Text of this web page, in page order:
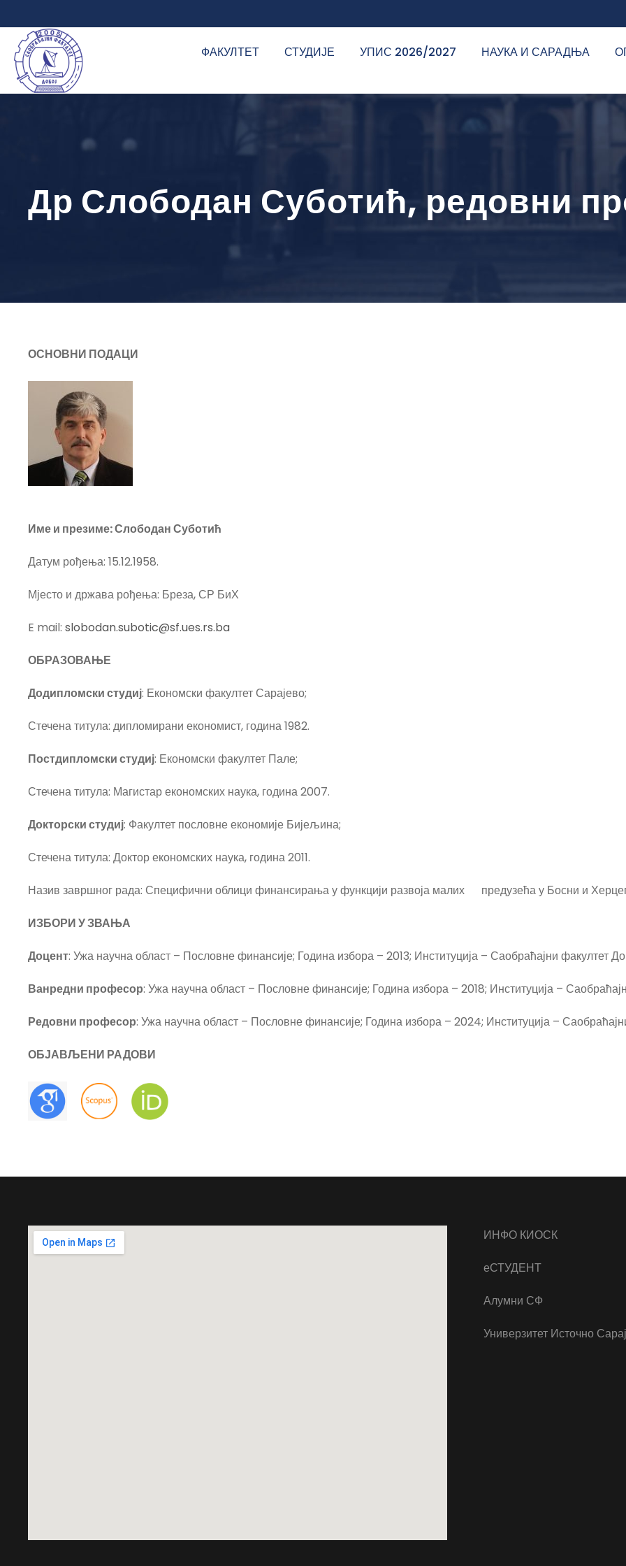
ФАКУЛТЕТ СТУДИЈЕ УПИС 2026/2027 НАУКА И САРАДЊА
Др Слободан Суботић, редовни
ОСНОВНИ ПОДАЦИ
Име и презиме:Слободан Суботић
Датум рођења: 15.12.1958.
Мјесто и држава рођења: Бреза, СР БиХ
E mail: slobodan.subotic@sf.ues.rs.ba
ОБРАЗОВАЊЕ
Додипломски студиј: Економски факултет Сарајево;
Стечена титула: дипломирани економист, година 1982.
Постдипломски студиј: Економски факултет Пале;
Стечена титула: Магистар економских наука, година 2007.
Докторски студиј: Факултет пословне економије Бијељина;
Стечена титула: Доктор економских наука, година 2011.
Назив завршног рада: Специфични облици финансирања у функцији развоја малих предузећа у Босни и
ИЗБОРИ У ЗВАЊА
Доцент: Ужа научна област – Пословне финансије; Година избора – 2013; Институција – Саобраћајни факултет
Ванредни професор: Ужа научна област – Пословне финансије; Година избора – 2018; Институција –
Редовни професор: Ужа научна област – Пословне финансије; Година избора – 2024; Институција –
ОБЈАВЉЕНИ РАДОВИ
ИНФО КИОСК
еСТУДЕНТ
Алумни СФ
Универзитет Источно